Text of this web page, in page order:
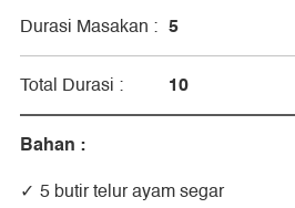
Durasi Masakan : 5
Total Durasi : 10
Bahan :
5 butir telur ayam segar